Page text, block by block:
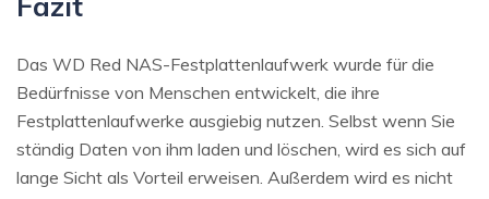
Das WD Red NAS-Festplattenlaufwerk wurde für die
Bedürfnisse von Menschen entwickelt, die ihre
Festplattenlaufwerke ausgiebig nutzen. Selbst wenn Sie
ständig Daten von ihm laden und löschen, wird es sich auf
lange Sicht als Vorteil erweisen. Außerdem wird es nicht